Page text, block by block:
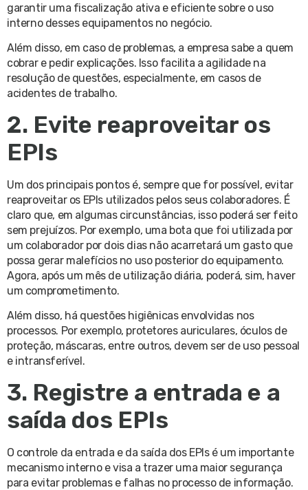
garantir uma fiscalização ativa e eficiente sobre o uso
interno desses equipamentos no negócio.
Além disso, em caso de problemas, a empresa sabe a quem
cobrar e pedir explicações. Isso facilita a agilidade na
resolução de questões, especialmente, em casos de
acidentes de trabalho.
2. Evite reaproveitar os
EPIs
Um dos principais pontos é, sempre que for possível, evitar
reaproveitar os EPIs utilizados pelos seus colaboradores. É
claro que, em algumas circunstâncias, isso poderá ser feito
sem prejuízos. Por exemplo, uma bota que foi utilizada por
um colaborador por dois dias não acarretará um gasto que
possa gerar malefícios no uso posterior do equipamento.
Agora, após um mês de utilização diária, poderá, sim, haver
um comprometimento.
Além disso, há questões higiênicas envolvidas nos
processos. Por exemplo, protetores auriculares, óculos de
proteção, máscaras, entre outros, devem ser de uso pessoal
e intransferível.
3. Registre a entrada e a
saída dos EPIs
O controle da entrada e da saída dos EPIs é um importante
mecanismo interno e visa a trazer uma maior segurança
para evitar problemas e falhas no processo de informação.